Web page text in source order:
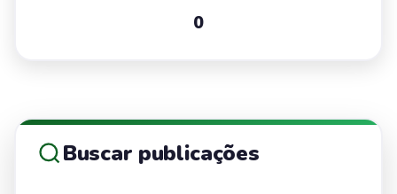
0
Buscar publicações